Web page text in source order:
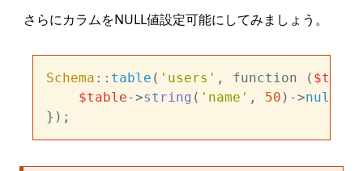
さらにカラムをNULL値設定可能にしてみましょう。
Schema :: table ( 'users' , function ( $table
$table->string ( 'name' , 50 )->